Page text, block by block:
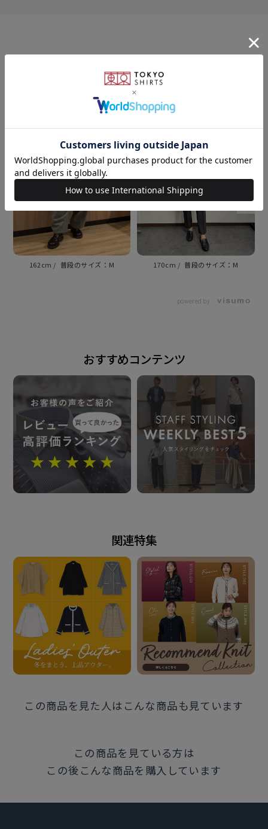
れる一枚です。 ポケット付きで小物も入れられます。
毎日着たい、らくちんニット
3つの快適機能
洗濯機OK、制電効果、ストレッチ
アクリル50% ポリエステル30% ナイロン20%
※過度な摩擦は毛玉やほつれの 原因となります。着
用・洗濯時には 表面がざらついたものとの引掛け にご
注意の上お取り扱い下さい。
※汗や雨などで濡れた状態や強い摩擦 等で、他の製品
に色移りする場合が ございます。ご注意ください。
この商品に対するお問い合わせ
M
162cm M
170cm
powered by
おすすめコンテンツ
関連特集
この商品を見た人はこんな商品も見ています
この商品を見ている方は
この後こんな商品を購入しています